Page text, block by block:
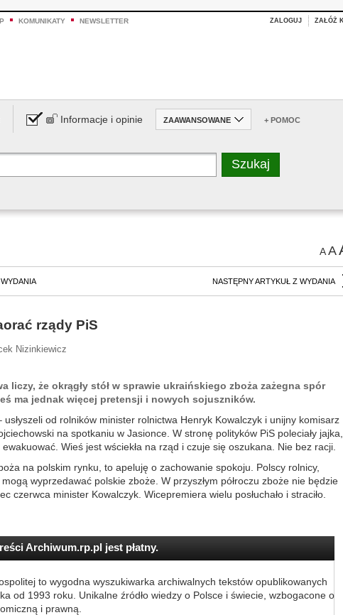
KOMUNIKATY NEWSLETTER ZALOGUJ ZAŁÓŻ
Informacje i opinie ZAAWANSOWANE + POMOC
AA
NASTĘPNY ARTYKUŁ Z WYDANIA
rządy PiS
Nizinkiewicz
liczy, że okrągły stół w sprawie ukraińskiego zboża zażegna spór
ma jednak więcej pretensji i nowych sojuszników.
– usłyszeli od rolników minister rolnictwa Henryk Kowalczyk i unijny komisarz
na spotkaniu w Jasionce. W stronę polityków PiS poleciały jajka,
Wieś jest wściekła na rząd i czuje się oszukana. Nie bez racji.
na polskim rynku, to apeluję o zachowanie spokoju. Polscy rolnicy,
wyprzedawać polskie zboże. W przyszłym półroczu zboże nie będzie
czerwca minister Kowalczyk. Wicepremiera wielu posłuchało i straciło.
Archiwum.rp.pl jest płatny.
to wygodna wyszukiwarka archiwalnych tekstów opublikowanych
od 1993 roku. Unikalne źródło wiedzy o Polsce i świecie, wzbogacone o
i prawną.